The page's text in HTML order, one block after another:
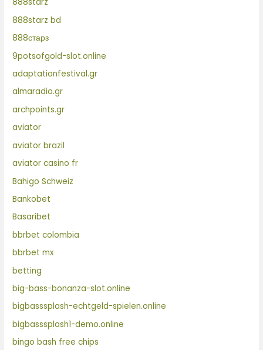
888starz
888starz bd
888старз
9potsofgold-slot.online
adaptationfestival.gr
almaradio.gr
archpoints.gr
aviator
aviator brazil
aviator casino fr
Bahigo Schweiz
Bankobet
Basaribet
bbrbet colombia
bbrbet mx
betting
big-bass-bonanza-slot.online
bigbasssplash-echtgeld-spielen.online
bigbasssplash1-demo.online
bingo bash free chips